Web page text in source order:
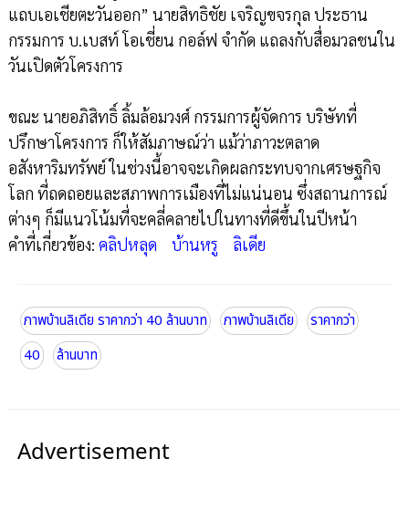
แถบเอเชียตะวันออก” นายสิทธิชัย เจริญขจรกุล ประธาน
กรรมการ บ.เบสท์ โอเชี่ยน กอล์ฟ จำกัด แถลงกับสื่อมวลชนใน
วันเปิดตัวโครงการ
ขณะ นายอภิสิทธิ์ ลิ้มล้อมวงศ์ กรรมการผู้จัดการ บริษัทที่
ปรึกษาโครงการ ก็ให้สัมภาษณ์ว่า แม้ว่าภาวะตลาด
อสังหาริมทรัพย์ ในช่วงนี้อาจจะเกิดผลกระทบจากเศรษฐกิจ
โลก ที่ถดถอยและสภาพการเมืองที่ไม่แน่นอน ซึ่งสถานการณ์
ต่างๆ ก็มีแนวโน้มที่จะคลี่คลายไปในทางที่ดีขึ้นในปีหน้า
คำที่เกี่ยวข้อง: คลิปหลุด บ้านหรู ลิเดีย
ภาพบ้านลิเดีย ราคากว่า 40 ล้านบาท ภาพบ้านลิเดีย
ราคากว่า
40
ล้านบาท
Advertisement